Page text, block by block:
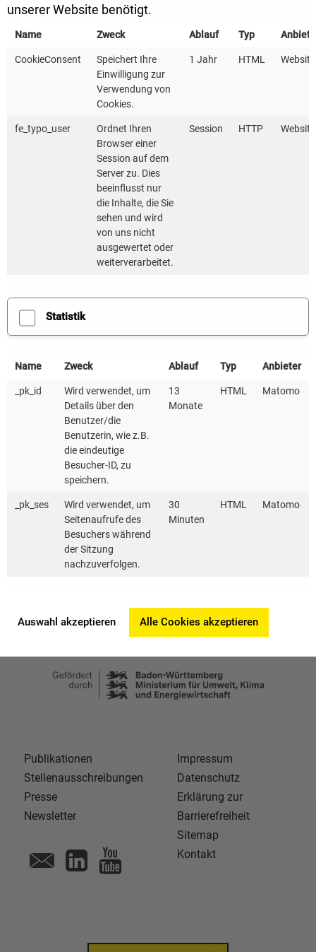
stehen Ihnen darüber hinaus für Fragen zur
Verfügung.
Am14.10.2025 von11:15 Uhr - 12:00 Uhr widmen
sich unsere beiden Referentinnen vom
Kompetenzzentrum Kommunale Wärmewende
(KWW) derDatenaggregation
. Im Vergleich zum
bisherigen KlimaG BW bringt das
Wärmeplanungsgesetz erweiterte
datenschutzrechtliche Anforderungen mit sich -
insbesondere bei der Aggregation von
Verbrauchsdaten. Welche neuen Vorgaben gelten,
wie Sie datenschutzkonform vorgehen und welche
Schritte für eine rechtssichere Datenaufbereitung
Referentinnen.
Hier finden Sie die Folien zum Download.
Die Aufzeichnung zur Veranstaltung finden Sie hier.
Bei Fragen zur Veranstaltung steht Ihnen das
Kompetenzzentrum Wärmewende unter
waermewende@kea-bw.de
Publikationen
Stellenausschreibungen
Presse
Newsletter
Impressum
Datenschutz
Erklärung zur
Barrierefreiheit
Sitemap
Kontakt
unserer Website benötigt.
Name Zweck Ablauf Typ
CookieConsent
Speichert Ihre
Einwilligung zur
Verwendung von
Cookies.
1 Jahr HTML Website
fe_typo_user
Ordnet Ihren
Browser einer
Session auf dem
Server zu. Dies
beeinflusst nur
die Inhalte, die Sie
sehen und wird
von uns nicht
ausgewertet oder
weiterverarbeitet.
Session HTTP Website
Statistik
Name Zweck Ablauf Typ Anbieter
_pk_id
Wird verwendet, um
Details über den
Benutzer/die
Benutzerin, wie z.B.
die eindeutige
Besucher-ID, zu
speichern.
13
Monate
HTML Matomo
_pk_ses
Wird verwendet, um
Seitenaufrufe des
Besuchers während
der Sitzung
nachzuverfolgen.
30
Minuten
HTML Matomo
Auswahl akzeptieren Alle Cookies akzeptieren